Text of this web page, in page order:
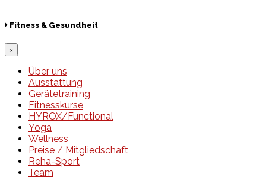
Fitness & Gesundheit
×
Über uns
Ausstattung
Gerätetraining
Fitnesskurse
HYROX/Functional
Yoga
Wellness
Preise / Mitgliedschaft
Reha-Sport
Team